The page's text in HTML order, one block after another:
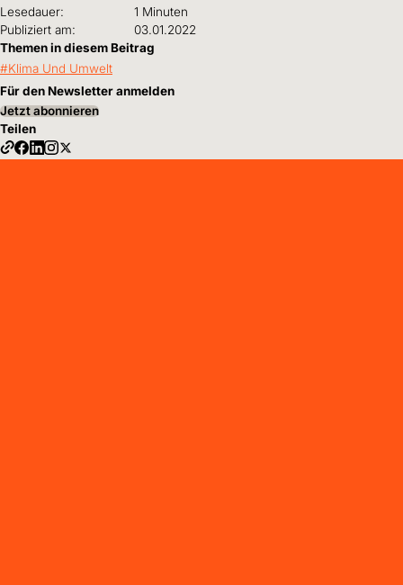
Lesedauer:
1 Minuten
Publiziert am:
03.01.2022
Themen in diesem Beitrag
Klima Und Umwelt
Für den Newsletter anmelden
Jetzt abonnieren
Teilen